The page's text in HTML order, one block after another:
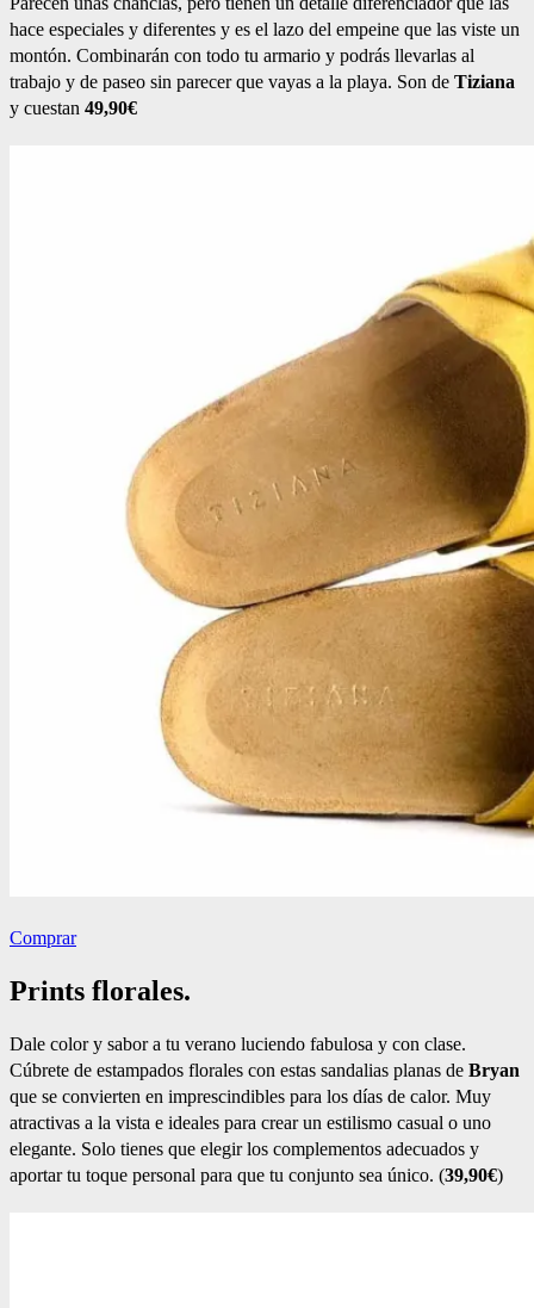
hace especiales y diferentes y es el lazo del empeine que las viste un
montón. Combinarán con todo tu armario y podrás llevarlas al
trabajo y de paseo sin parecer que vayas a la playa. Son de Tiziana
y cuestan 49,90€
Comprar
Prints florales.
Dale color y sabor a tu verano luciendo fabulosa y con clase.
Cúbrete de estampados florales con estas sandalias planas de Bryan
que se convierten en imprescindibles para los días de calor. Muy
atractivas a la vista e ideales para crear un estilismo casual o uno
elegante. Solo tienes que elegir los complementos adecuados y
aportar tu toque personal para que tu conjunto sea único. (39,90€)